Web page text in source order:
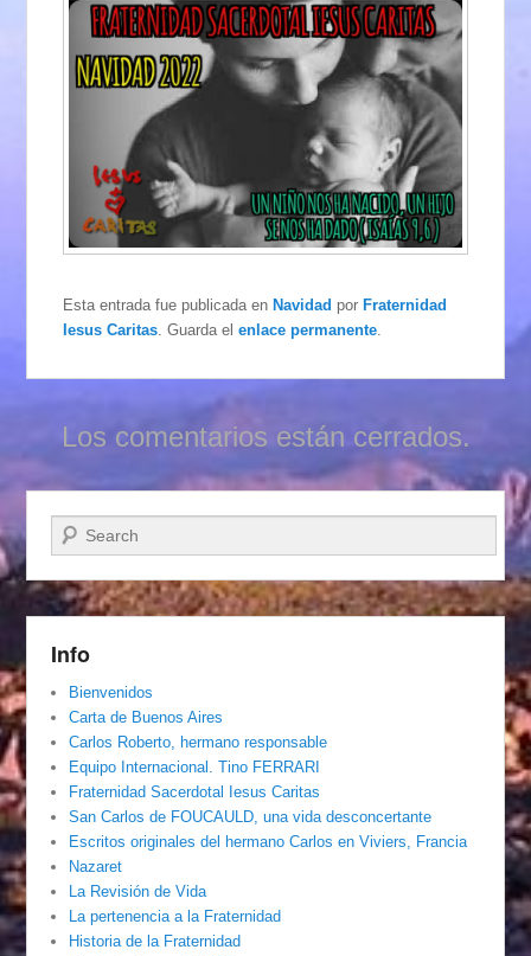
Esta entrada fue publicada en Navidad por Fraternidad
Iesus Caritas. Guarda elenlace permanente.
Los comentarios están cerrados.
Buscar
Info
Bienvenidos
Carta de Buenos Aires
Carlos Roberto, hermano responsable
Equipo Internacional. Tino FERRARI
Fraternidad Sacerdotal Iesus Caritas
San Carlos de FOUCAULD, una vida desconcertante
Escritos originales del hermano Carlos en Viviers, Francia
Nazaret
La Revisión de Vida
La pertenencia a la Fraternidad
Historia de la Fraternidad